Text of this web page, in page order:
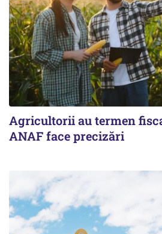
Agricultorii au termen
ANAF face precizări